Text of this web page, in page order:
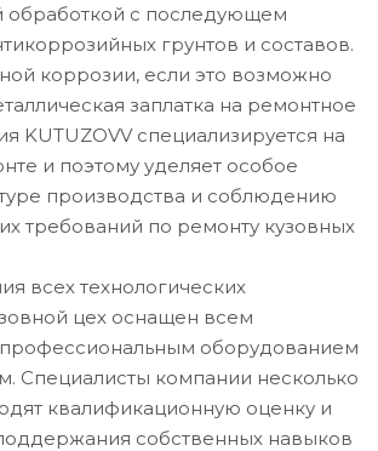
обработкой с последующем
грунтов и составов.
коррозии, если это возможно
заплатка на ремонтное
KUTUZOVV специализируется на
и поэтому уделяет особое
производства и соблюдению
требований по ремонту кузовных
всех технологических
цех оснащен всем
оборудованием
Специалисты компании несколько
квалификационную оценку и
собственных навыков